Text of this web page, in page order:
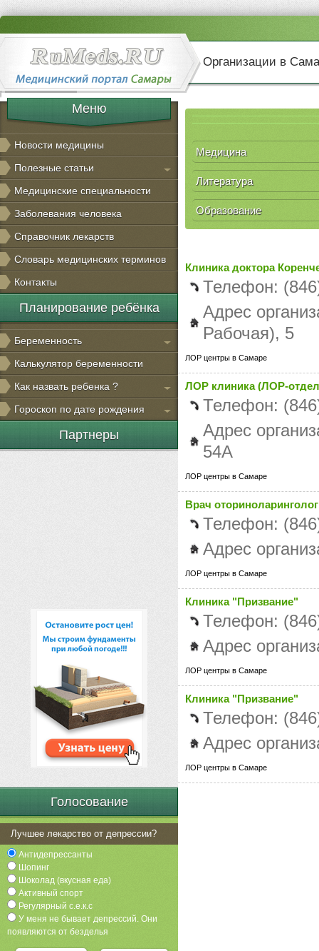
Организации в
Меню
Новости медицины
Полезные статьи
Медицинские специальности
Заболевания человека
Справочник лекарств
Словарь медицинских терминов
Контакты
Планирование ребёнка
Беременность
Калькулятор беременности
Как назвать ребенка ?
Гороскоп по дате рождения
Партнеры
Голосование
Лучшее лекарство от депрессии?
Антидепрессанты
Шопинг
Шоколад (вкусная еда)
Активный спорт
Регулярный с.е.к.с
У меня не бывает депрессий. Они
появляются от безделья
Медицина
Литература
Образование
Клиника доктора
Телефон:
Адрес
Рабочая), 5
ЛОР центры в Самаре
ЛОР клиника (ЛОР-
Телефон:
Адрес
54А
ЛОР центры в Самаре
Врач
Телефон:
Адрес
ЛОР центры в Самаре
Клиника "Призвание"
Телефон:
Адрес
ЛОР центры в Самаре
Клиника "Призвание"
Телефон:
Адрес
ЛОР центры в Самаре